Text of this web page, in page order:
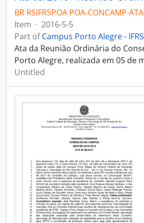
BR RSIFRSPOA POA-CONCAMP-
Item · 2016-5-5
Part ofCampus Porto Alegre - IFRS
Ata da Reunião Ordinária do
Porto Alegre, realizada em 05 de
Untitled